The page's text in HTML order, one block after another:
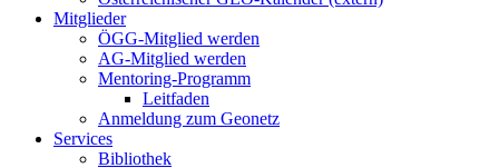
Mitglieder
ÖGG-Mitglied werden
AG-Mitglied werden
Mentoring-Programm
Leitfaden
Anmeldung zum Geonetz
Services
Bibliothek